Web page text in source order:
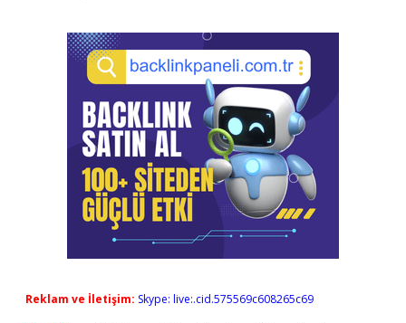
Reklam ve İletişim: Skype: live:.cid.575569c608265c69